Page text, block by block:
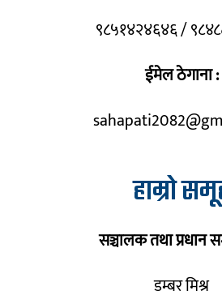
९८५१४२४६४६ /
ईमेल ठेगाना :
हाम्रो
सञ्चालक तथा प्रधान
डम्बर मिश्र